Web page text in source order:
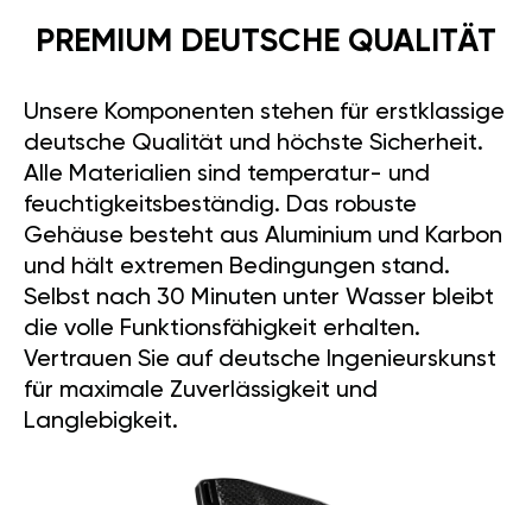
PREMIUM DEUTSCHE QUALITÄT
Unsere Komponenten stehen für erstklassige
deutsche Qualität und höchste Sicherheit.
Alle Materialien sind temperatur- und
feuchtigkeitsbeständig. Das robuste
Gehäuse besteht aus Aluminium und Karbon
und hält extremen Bedingungen stand.
Selbst nach 30 Minuten unter Wasser bleibt
die volle Funktionsfähigkeit erhalten.
Vertrauen Sie auf deutsche Ingenieurskunst
für maximale Zuverlässigkeit und
Langlebigkeit.